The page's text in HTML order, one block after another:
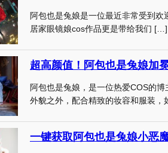
阿包也是兔娘是一位最近非常受到
居家眼镜娘cos作品更是带给我们 […]
超高颜值！阿包也是兔娘加
阿包也是兔娘，是一位热爱COS的
外貌之外，配合精致的妆容和服装
一键获取阿包也是兔娘小恶